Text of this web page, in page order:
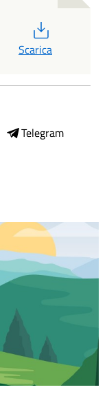
Scarica
Telegram